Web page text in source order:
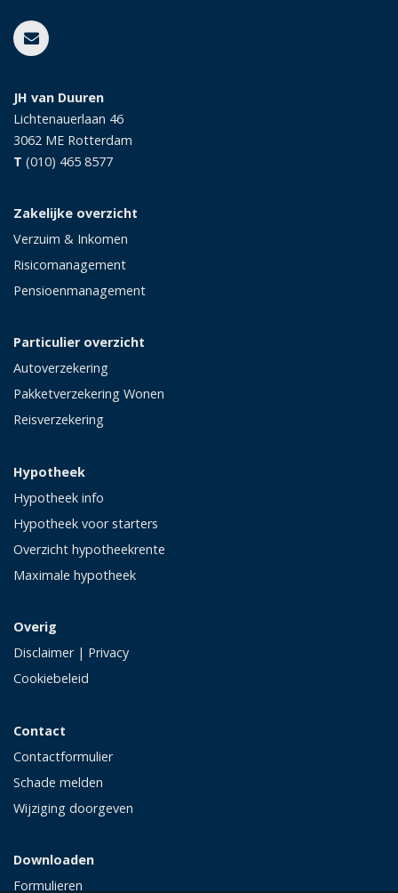
JH van Duuren
Lichtenauerlaan 46
3062 ME Rotterdam
T (010) 465 8577
Zakelijke overzicht
Verzuim & Inkomen
Risicomanagement
Pensioenmanagement
Particulier overzicht
Autoverzekering
Pakketverzekering Wonen
Reisverzekering
Hypotheek
Hypotheek info
Hypotheek voor starters
Overzicht hypotheekrente
Maximale hypotheek
Overig
Disclaimer| Privacy
Cookiebeleid
Contact
Contactformulier
Schade melden
Wijziging doorgeven
Downloaden
Formulieren